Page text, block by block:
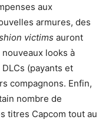
aux
armures, des
victims auront
looks à
(payants et
compagnons. Enfin,
nombre de
titres Capcom tout au